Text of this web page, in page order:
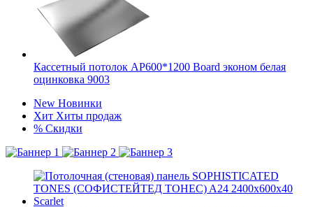
Кассетный потолок AP600*1200 Board эконом белая
оцинковка 9003
New Новинки
Хит Хиты продаж
% Скидки